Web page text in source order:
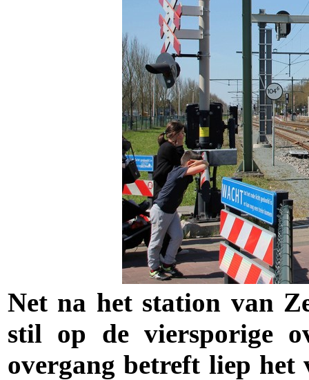
Net na het station van
stil op de viersporige
overgang betreft liep het